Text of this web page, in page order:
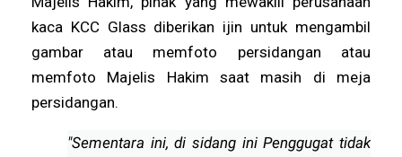
kaca KCC Glass diberikan ijin untuk mengambil
gambar atau memfoto persidangan atau
memfoto Majelis Hakim saat masih di meja
persidangan.
"Sementara ini, di sidang ini Penggugat tidak